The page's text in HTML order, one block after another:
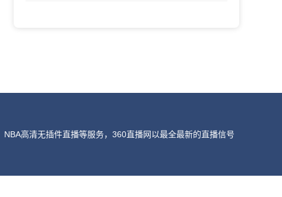
高清无插件直播等服务，360直播网以最全最新的直播信号